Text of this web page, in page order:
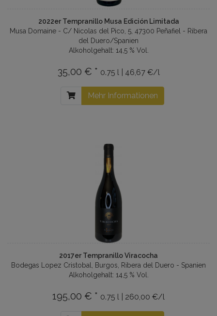
2022er Tempranillo Musa Edición Limitada
Musa Domaine - C/ Nicolas del Pico, 5, 47300 Peñafiel - Ribera
del Duero/Spanien
Alkoholgehalt: 14,5 % Vol.
35,00 € * 0.75 l | 46,67 €/l
Mehr Informationen
2017er Tempranillo Viracocha
Bodegas Lopez Cristobal, Burgos, Ribera del Duero - Spanien
Alkoholgehalt: 14,5 % Vol.
195,00 € * 0.75 l | 260,00 €/l